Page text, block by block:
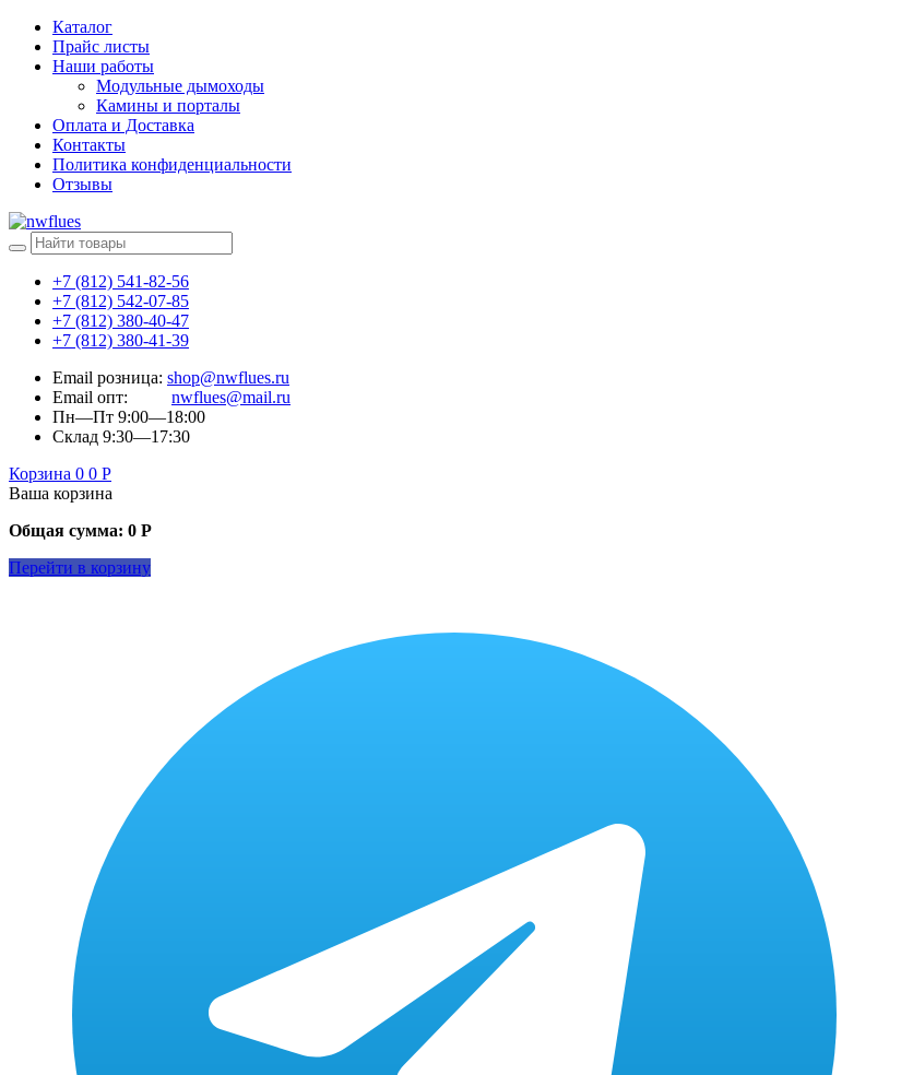
Каталог
Прайс листы
Наши работы
Модульные дымоходы
Камины и порталы
Оплата и Доставка
Контакты
Политика конфиденциальности
Отзывы
+7 (812) 541-82-56
+7 (812) 542-07-85
+7 (812) 380-40-47
+7 (812) 380-41-39
Email розница: shop@nwflues.ru
Email опт: nwflues@mail.ru
Пн—Пт 9:00—18:00
Склад 9:30—17:30
Корзина 0 0 Р
Ваша корзина
Общая сумма: 0 Р
Перейти в корзину